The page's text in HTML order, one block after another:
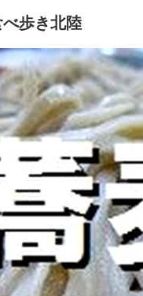
歩き北陸